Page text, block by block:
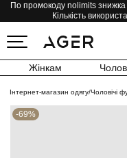
По промокоду nolimits знижка
Кількість
Жінкам
Інтернет-магазин одягу/Чоловічі
-69%